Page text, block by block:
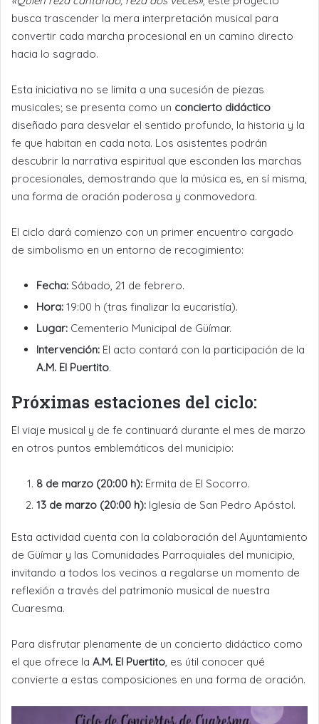
busca trascender la mera interpretación musical para
convertir cada marcha procesional en un camino directo
hacia lo sagrado.
Esta iniciativa no se limita a una sucesión de piezas
musicales; se presenta como un concierto didáctico
diseñado para desvelar el sentido profundo, la historia y la
fe que habitan en cada nota. Los asistentes podrán
descubrir la narrativa espiritual que esconden las marchas
procesionales, demostrando que la música es, en sí misma,
una forma de oración poderosa y conmovedora.
El ciclo dará comienzo con un primer encuentro cargado
de simbolismo en un entorno de recogimiento:
Fecha: Sábado, 21 de febrero.
Hora: 19:00 h (tras finalizar la eucaristía).
Lugar: Cementerio Municipal de Güímar.
Intervención: El acto contará con la participación de la
A.M. El Puertito.
Próximas estaciones del ciclo:
El viaje musical y de fe continuará durante el mes de marzo
en otros puntos emblemáticos del municipio:
8 de marzo (20:00 h): Ermita de El Socorro.
13 de marzo (20:00 h): Iglesia de San Pedro Apóstol.
Esta actividad cuenta con la colaboración del Ayuntamiento
de Güímar y las Comunidades Parroquiales del municipio,
invitando a todos los vecinos a regalarse un momento de
reflexión a través del patrimonio musical de nuestra
Cuaresma.
Para disfrutar plenamente de un concierto didáctico como
el que ofrece la A.M. El Puertito, es útil conocer qué
convierte a estas composiciones en una forma de oración.